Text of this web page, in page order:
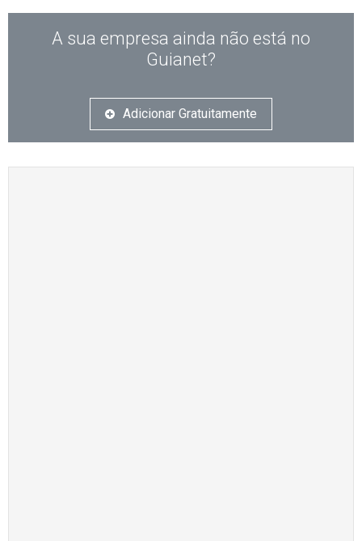
A sua empresa ainda não está no
Guianet?
Adicionar Gratuitamente